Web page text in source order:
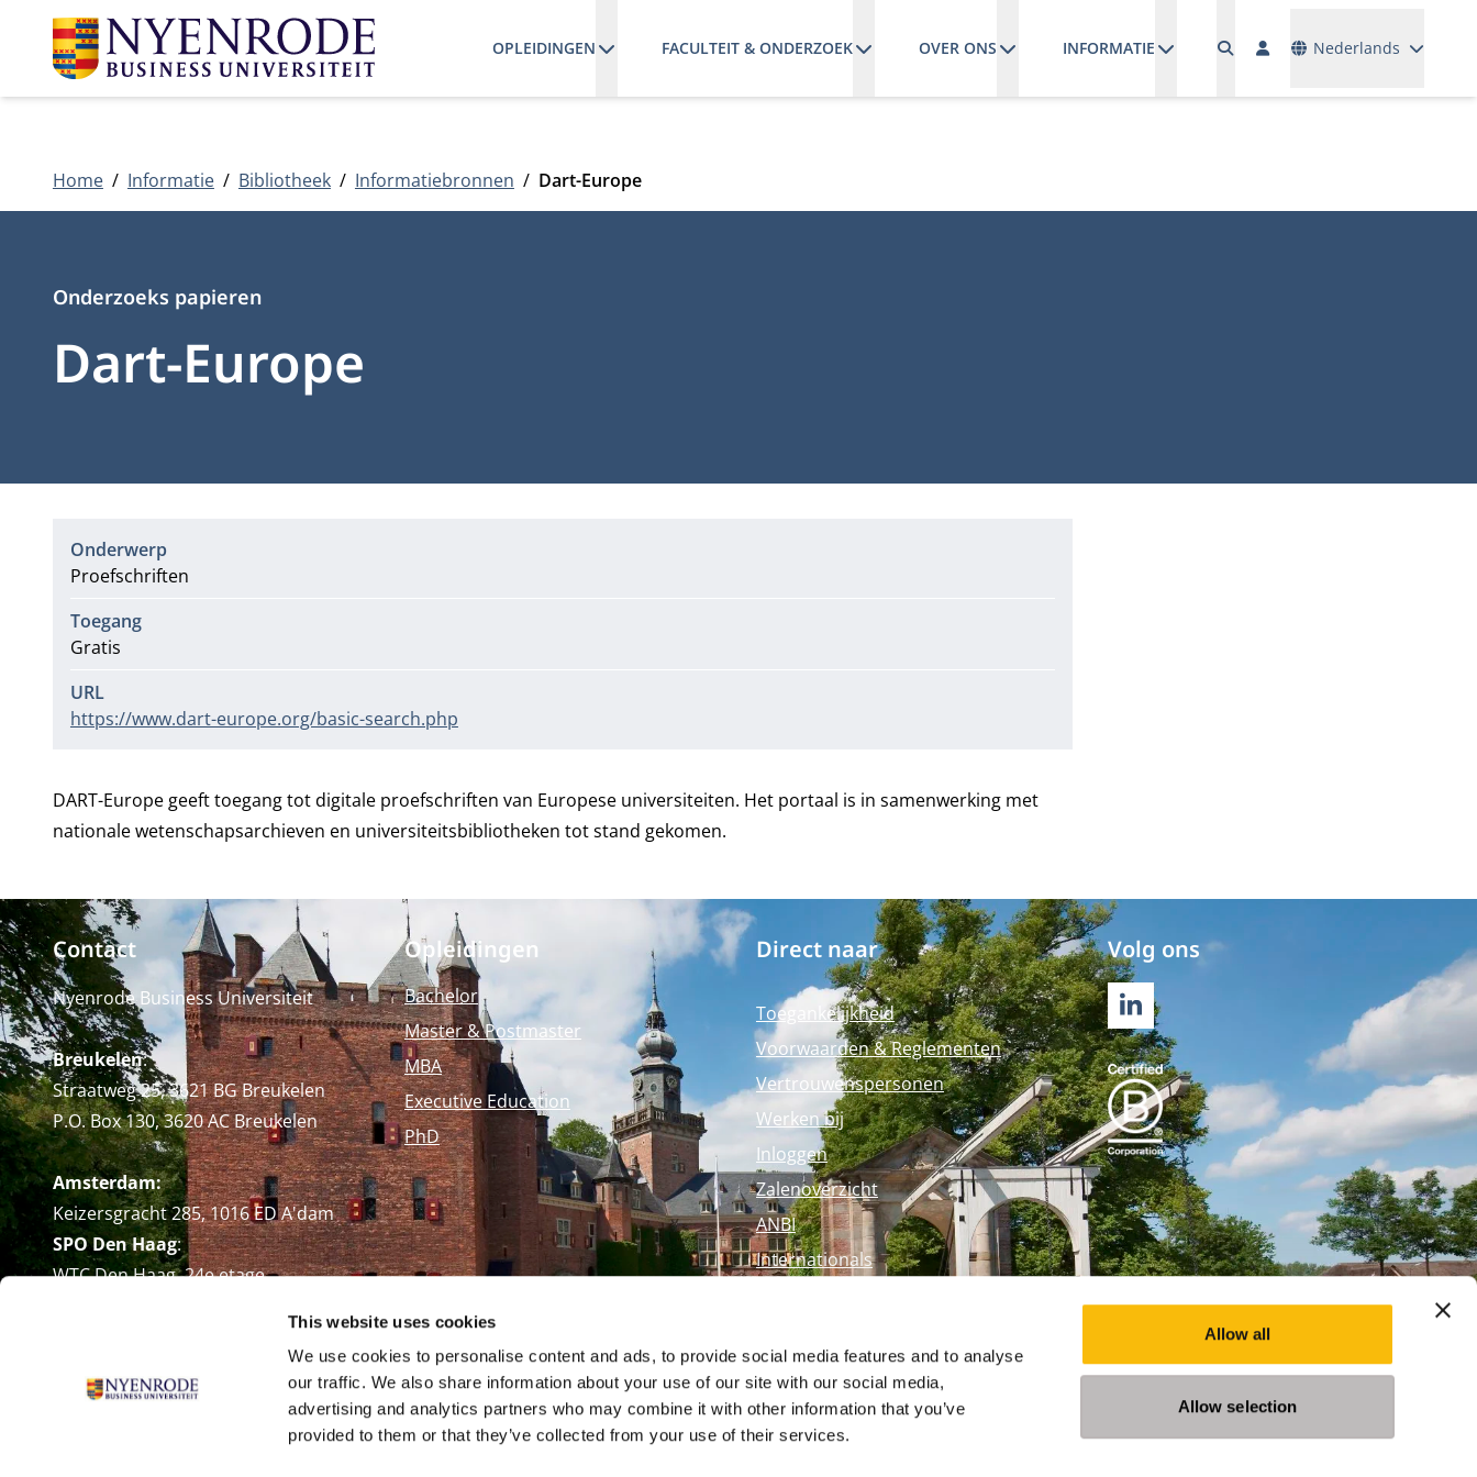
This website uses cookies
We use cookies to personalise content and ads, to provide social media features and to analyse
our traffic. We also share information about your use of our site with our social media,
advertising and analytics partners who may combine it with other information that you’ve
provided to them or that they’ve collected from your use of their services.
Allow all
Allow selection
OPLEIDINGEN FACULTEIT & ONDERZOEK OVER ONS INFORMATIE Nederlands
Home Informatie Bibliotheek Informatiebronnen Dart-Europe
Dart-Europe
Type
Onderzoeks papieren
Onderwerp
Proefschriften
Toegang
Gratis
URL
https://www.dart-europe.org/basic-search.php
DART-Europe geeft toegang tot digitale proefschriften van Europese universiteiten. Het portaal is in samenwerking met
nationale wetenschapsarchieven en universiteitsbibliotheken tot stand gekomen.
Contact
Nyenrode Business Universiteit
Breukelen:
Straatweg 25, 3621 BG Breukelen
P.O. Box 130, 3620 AC Breukelen
Amsterdam:
Keizersgracht 285, 1016 ED A'dam
SPO Den Haag:
WTC Den Haag, 24e etage
+31 (0)346 29 1211
Opleidingen
Bachelor
Master & Postmaster
MBA
Executive Education
PhD
Direct naar
Toegankelijkheid
Voorwaarden & Reglementen
Vertrouwenspersonen
Werken bij
Inloggen
Zalenoverzicht
ANBI
Internationals
Volg ons
LINKEDIN